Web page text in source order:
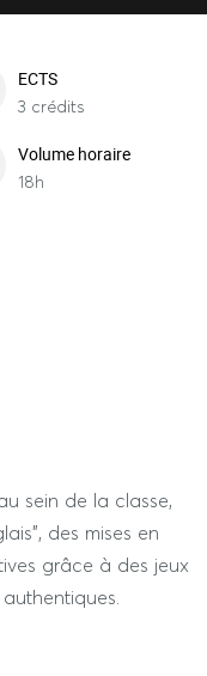
ECTS
3 crédits
Volume horaire
18h
sein de la classe,
des mises en
grâce à des jeux